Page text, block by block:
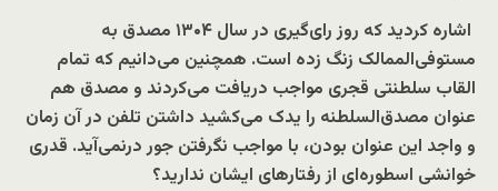
اشاره کردید که روز رای‌گیری در سال ۱۳۰۴ مصدق به
مستوفی‌‌‌الممالک زنگ زده است. همچنین می‌دانیم که تمام
القاب سلطنتی قجری مواجب دریافت می‌کردند و مصدق هم
عنوان مصدق‌السلطنه را یدک می‌کشید داشتن تلفن در آن زمان
و واجد این عنوان بودن، با مواجب نگرفتن جور درنمی‌آید. قدری
خوانشی اسطوره‌ای از رفتارهای ایشان ندارید؟